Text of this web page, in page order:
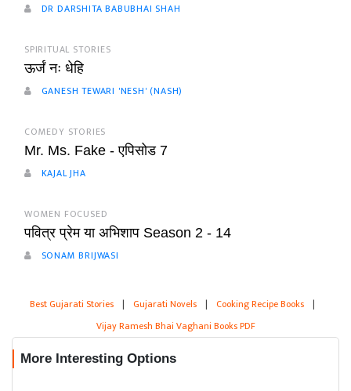
DR DARSHITA BABUBHAI SHAH
SPIRITUAL STORIES
ऊर्जं नः धेहि
GANESH TEWARI 'NESH' (NASH)
COMEDY STORIES
Mr. Ms. Fake - एपिसोड 7
KAJAL JHA
WOMEN FOCUSED
पवित्र प्रेम या अभिशाप Season 2 - 14
SONAM BRIJWASI
Best Gujarati Stories | Gujarati Novels | Cooking Recipe Books |
Vijay Ramesh Bhai Vaghani Books PDF
More Interesting Options